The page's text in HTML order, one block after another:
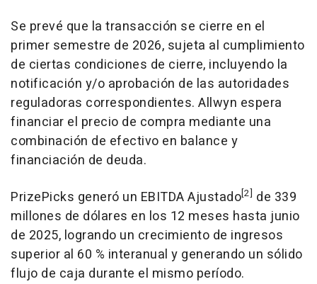
Se prevé que la transacción se cierre en el
primer semestre de 2026, sujeta al cumplimiento
de ciertas condiciones de cierre, incluyendo la
notificación y/o aprobación de las autoridades
reguladoras correspondientes. Allwyn espera
financiar el precio de compra mediante una
combinación de efectivo en balance y
financiación de deuda.
PrizePicks generó un EBITDA Ajustado[2] de 339
millones de dólares en los 12 meses hasta junio
de 2025, logrando un crecimiento de ingresos
superior al 60 % interanual y generando un sólido
flujo de caja durante el mismo período.